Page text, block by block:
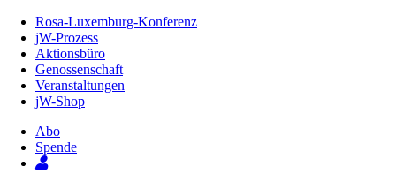
Inhalt
Seite
Rosa-Luxemburg-Konferenz
jW-Prozess
Aktionsbüro
Genossenschaft
Veranstaltungen
jW-Shop
Abo
Spende